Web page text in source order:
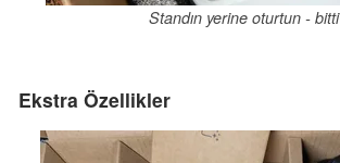
Standın yerine oturtun - bitti
Ekstra Özellikler